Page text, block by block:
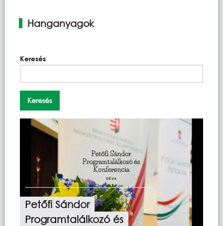
Hanganyagok
Keresés
Petőfi Sándor
Programtalálkozó és